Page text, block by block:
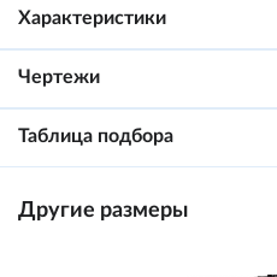
Характеристики
Чертежи
Таблица подбора
Другие размеры